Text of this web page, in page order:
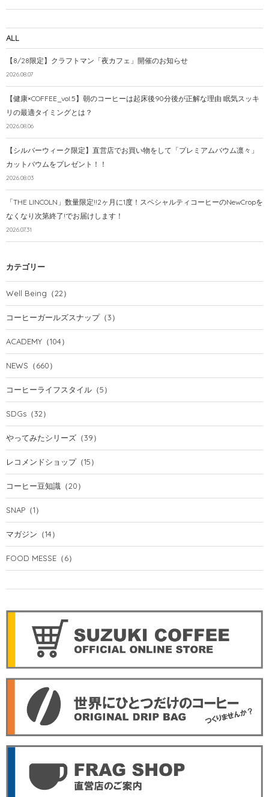
ALL
【8/28限定】クラフトマン「夜カフェ」開催のお知らせ
2026.08.07
【健康×COFFEE_vol.5】朝のコーヒーは起床後90分後が正解な理由 眠気スッキ
リの最適タイミングとは？
2026.08.06
【シルバーウィーク限定】直営店でお買い物をして「プレミアムバウム凛々」
カットバウムをプレゼント！！
2026.08.03
「THE LINCOLN」数量限定!!2ヶ月に1度！スペシャルティコーヒーのNewCropを
なくなり次第終了!でお届けします！
2026.07.31
カテゴリー
Well Being （22）
コーヒーガールズスナップ（3）
ACADEMY （104）
NEWS （660）
コーヒーライフスタイル （5）
SDGs （32）
やってみたシリーズ （39）
レコメンドショップ（15）
コーヒー豆知識 （20）
SNAP （1）
マガジン （14）
FOOD MESSE （6）